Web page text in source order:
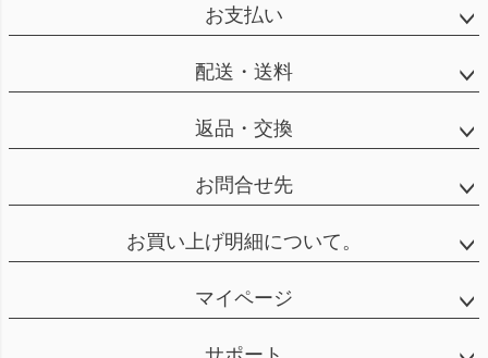
お支払い
配送・送料
返品・交換
お問合せ先
お買い上げ明細について。
マイページ